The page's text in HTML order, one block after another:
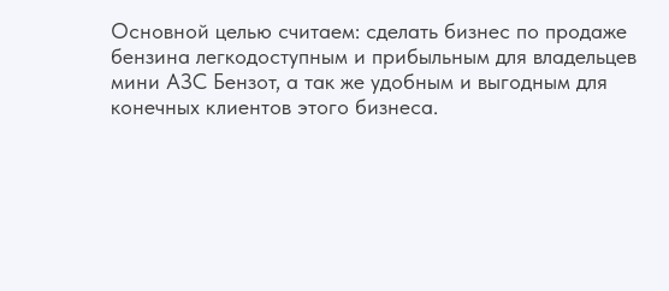
Основной целью считаем: сделать бизнес по продаже
бензина легкодоступным и прибыльным для владельцев
мини АЗС Бензот, а так же удобным и выгодным для
конечных клиентов этого бизнеса.